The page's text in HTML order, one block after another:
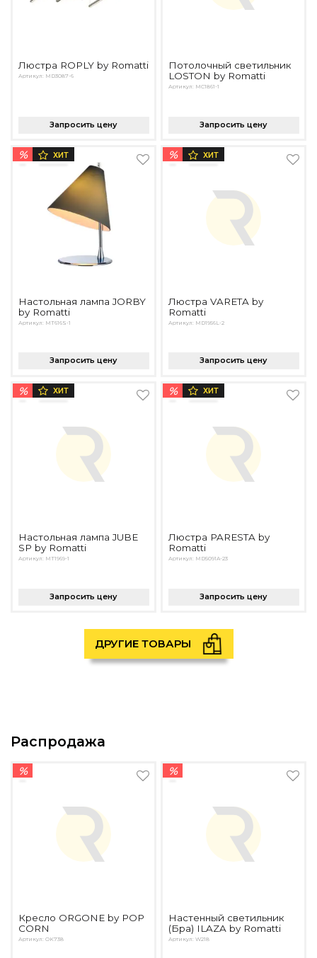
Люстра ROPLY by Romatti
Артикул: MD3087-6
Запросить цену
Потолочный светильник
LOSTON by Romatti
Артикул: MC1861-1
Запросить цену
% ХИТ
Настольная лампа JORBY
by Romatti
Артикул: MT616S-1
Запросить цену
% ХИТ
Люстра VARETA by
Romatti
Артикул: MD1956L-2
Запросить цену
% ХИТ
Настольная лампа JUBE
SP by Romatti
Артикул: MT1969-1
Запросить цену
% ХИТ
Люстра PARESTA by
Romatti
Артикул: MD5091A-23
Запросить цену
ДРУГИЕ ТОВАРЫ
Распродажа
%
Кресло ORGONE by POP
CORN
Артикул: OK738
%
Настенный светильник
(Бра) ILAZA by Romatti
Артикул: W218